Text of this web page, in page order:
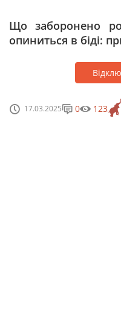
Що заборонено
опиниться в біді:
17.03.2025 0 123